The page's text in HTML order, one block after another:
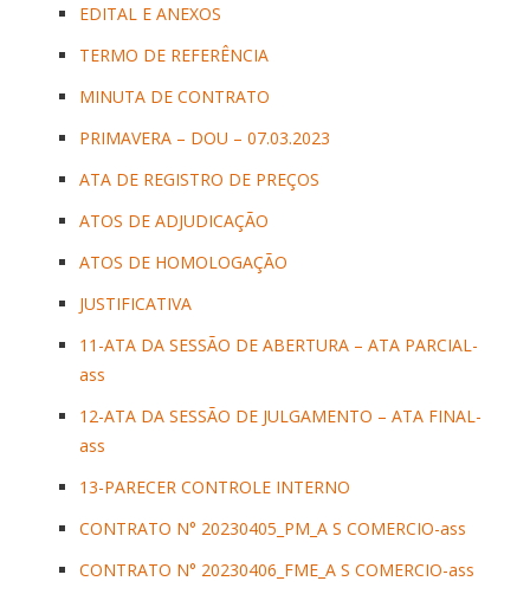
EDITAL E ANEXOS
TERMO DE REFERÊNCIA
MINUTA DE CONTRATO
PRIMAVERA – DOU – 07.03.2023
ATA DE REGISTRO DE PREÇOS
ATOS DE ADJUDICAÇÃO
ATOS DE HOMOLOGAÇÃO
JUSTIFICATIVA
11-ATA DA SESSÃO DE ABERTURA – ATA PARCIAL-
ass
12-ATA DA SESSÃO DE JULGAMENTO – ATA FINAL-
ass
13-PARECER CONTROLE INTERNO
CONTRATO N° 20230405_PM_A S COMERCIO-ass
CONTRATO N° 20230406_FME_A S COMERCIO-ass